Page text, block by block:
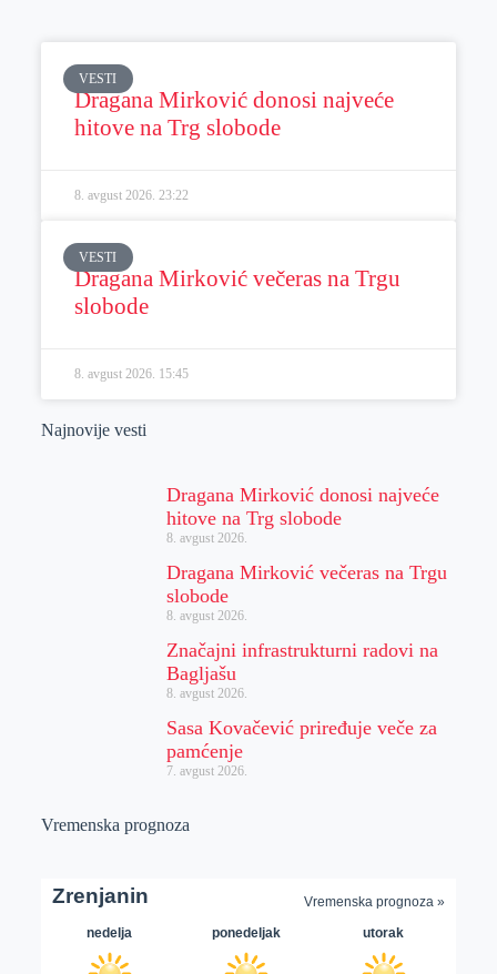
VESTI
Dragana Mirković donosi najveće
hitove na Trg slobode
8. avgust 2026. 23:22
VESTI
Dragana Mirković večeras na Trgu
slobode
8. avgust 2026. 15:45
Najnovije vesti
Dragana Mirković donosi najveće
hitove na Trg slobode
8. avgust 2026.
Dragana Mirković večeras na Trgu
slobode
8. avgust 2026.
Značajni infrastrukturni radovi na
Bagljašu
8. avgust 2026.
Sasa Kovačević priređuje veče za
pamćenje
7. avgust 2026.
Vremenska prognoza